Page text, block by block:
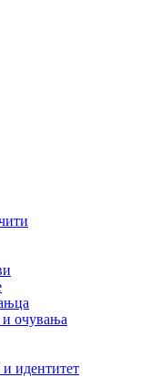
и очувања
идентитет